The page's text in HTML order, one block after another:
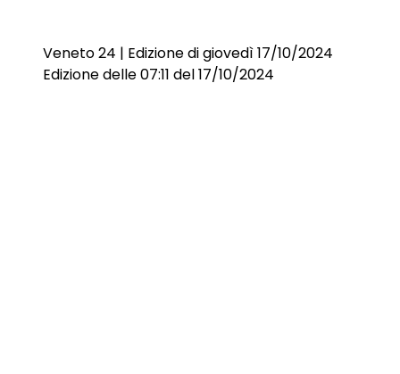
Veneto 24 | Edizione di giovedì 17/10/2024
Edizione delle 07:11 del 17/10/2024